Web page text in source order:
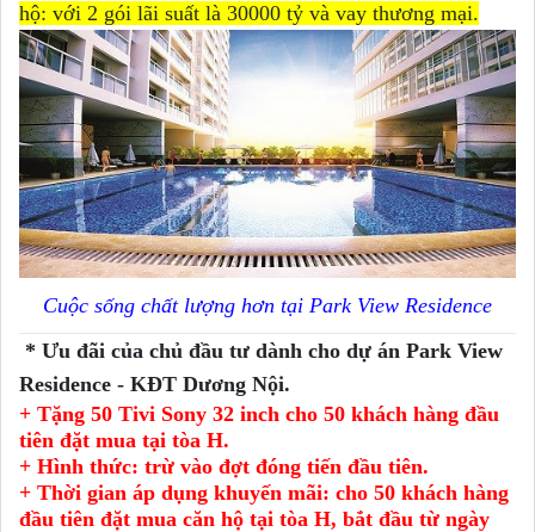
hộ: với 2 gói lãi suất là 30000 tỷ và vay thương mại.
Cuộc sống chất lượng hơn tại Park View Residence
* Ưu đãi của chủ đầu tư dành cho dự án Park View
Residence - KĐT Dương Nội.
+ Tặng 50 Tivi Sony 32 inch cho 50 khách hàng đầu
tiên đặt mua tại tòa H.
+ Hình thức: trừ vào đợt đóng tiến đầu tiên.
+ Thời gian áp dụng khuyến mãi: cho 50 khách hàng
đầu tiên đặt mua căn hộ tại tòa H, bắt đầu từ ngày